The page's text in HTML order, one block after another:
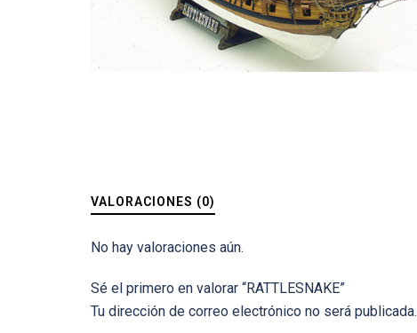
VALORACIONES (0)
No hay valoraciones aún.
Sé el primero en valorar “RATTLESNAKE”
Tu dirección de correo electrónico no será publicada.